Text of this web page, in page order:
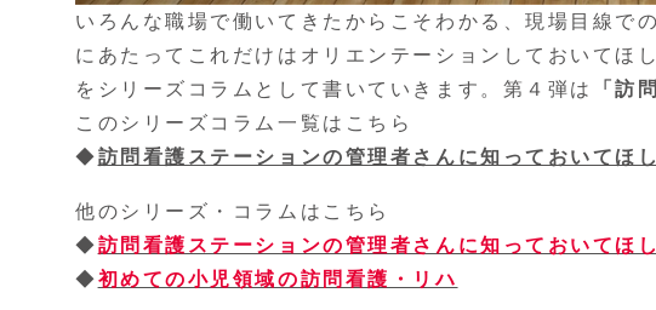
いろんな職場で働いてきたからこそわかる、現場目線で
にあたってこれだけはオリエンテーションしておいてほ
をシリーズコラムとして書いていきます。第４弾は
「訪
このシリーズコラム一覧はこちら
◆訪問看護ステーションの管理者さんに知っておいてほ
他のシリーズ・コラムはこちら
◆訪問看護ステーションの管理者さんに知っておいてほ
◆初めての小児領域の訪問看護・リハ